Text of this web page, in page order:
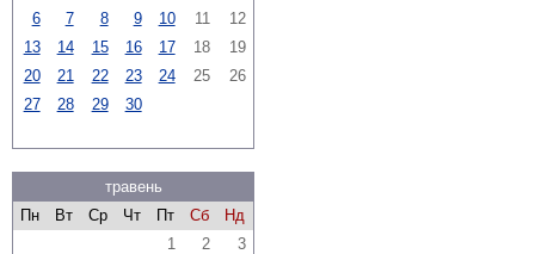
6
7 8 9 10 11
12
13
14 15 16 17 18
19
20
21 22 23 24 25
26
27
28 29 30
травень
Пн
Вт Ср Чт Пт Сб
Нд
1
2
3